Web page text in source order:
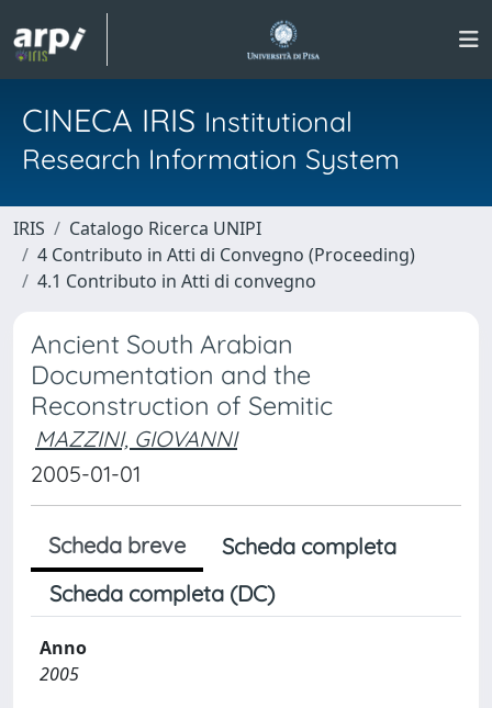
CINECA IRIS Institutional
Research Information System
IRIS
Catalogo Ricerca UNIPI
4 Contributo in Atti di Convegno (Proceeding)
4.1 Contributo in Atti di convegno
Ancient South Arabian
Documentation and the
Reconstruction of Semitic
MAZZINI, GIOVANNI
2005-01-01
Scheda breve
Scheda completa
Scheda completa (DC)
Anno
2005